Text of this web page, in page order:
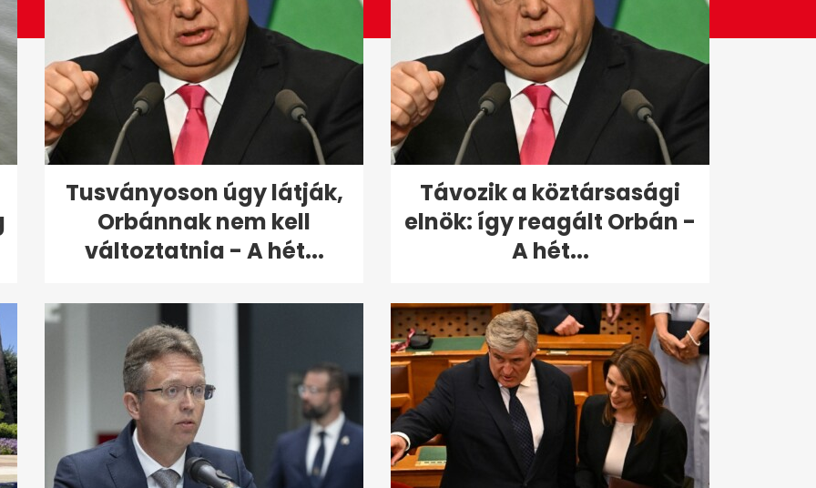
Tusványoson úgy látják,
Orbánnak nem kell
változtatnia - A hét...
Távozik a köztársasági
elnök: így reagált Orbán -
A hét...